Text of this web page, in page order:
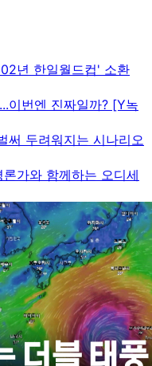
년 한일월드컵' 소환
이번엔 진짜일까? [Y녹
써 두려워지는 시나리오
가와 함께하는 오디세